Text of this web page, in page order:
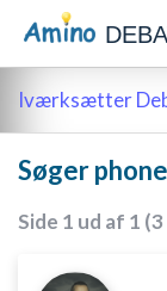
Iværksætter
Søger
Side 1 ud af 1